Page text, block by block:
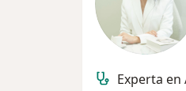
Experta en